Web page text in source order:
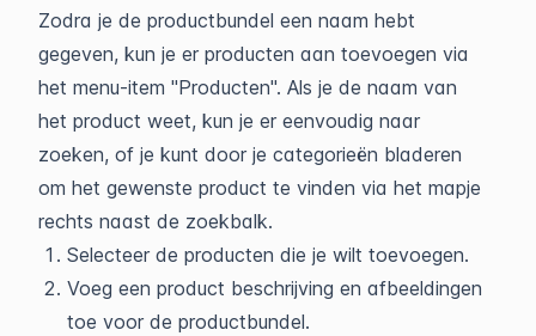
Zodra je de productbundel een naam hebt
gegeven, kun je er producten aan toevoegen via
het menu-item "Producten". Als je de naam van
het product weet, kun je er eenvoudig naar
zoeken, of je kunt door je categorieën bladeren
om het gewenste product te vinden via het mapje
rechts naast de zoekbalk.
Selecteer de producten die je wilt toevoegen.
Voeg een product beschrijving en afbeeldingen
toe voor de productbundel.